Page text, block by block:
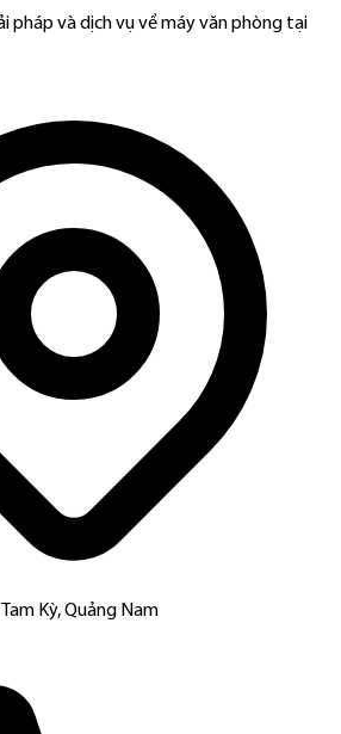
pháp và dịch vụ về máy văn phòng tại
Kỳ, Quảng Nam